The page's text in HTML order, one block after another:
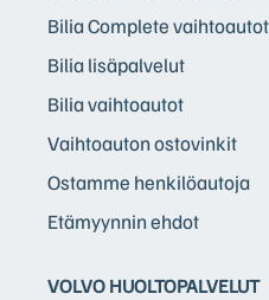
Bilia Complete vaihtoautot
Bilia lisäpalvelut
Bilia vaihtoautot
Vaihtoauton ostovinkit
Ostamme henkilöautoja
Etämyynnin ehdot
VOLVO HUOLTOPALVELUT